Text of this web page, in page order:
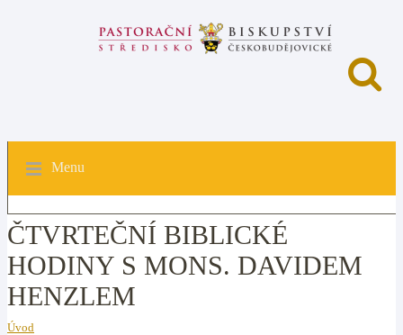
Menu
ČTVRTEČNÍ BIBLICKÉ
HODINY S MONS. DAVIDEM
HENZLEM
Úvod